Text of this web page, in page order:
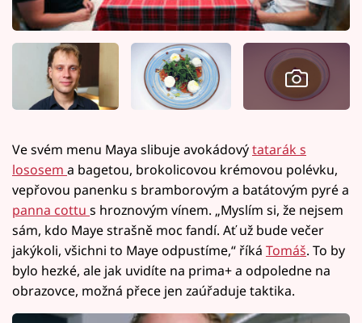
Ve svém menu Maya slibuje avokádovýtatarák s
lososem a bagetou, brokolicovou krémovou polévku,
vepřovou panenku s bramborovým a batátovým pyré a
panna cottu s hroznovým vínem. „Myslím si, že nejsem
sám, kdo Maye strašně moc fandí. Ať už bude večer
jakýkoli, všichni to Maye odpustíme,“ říká Tomáš. To by
bylo hezké, ale jak uvidíte na prima+ a odpoledne na
obrazovce, možná přece jen zaúřaduje taktika.